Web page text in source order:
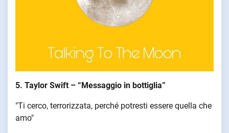
5. Taylor Swift – “Messaggio in bottiglia”
"Ti cerco, terrorizzata, perché potresti essere quella che
amo"